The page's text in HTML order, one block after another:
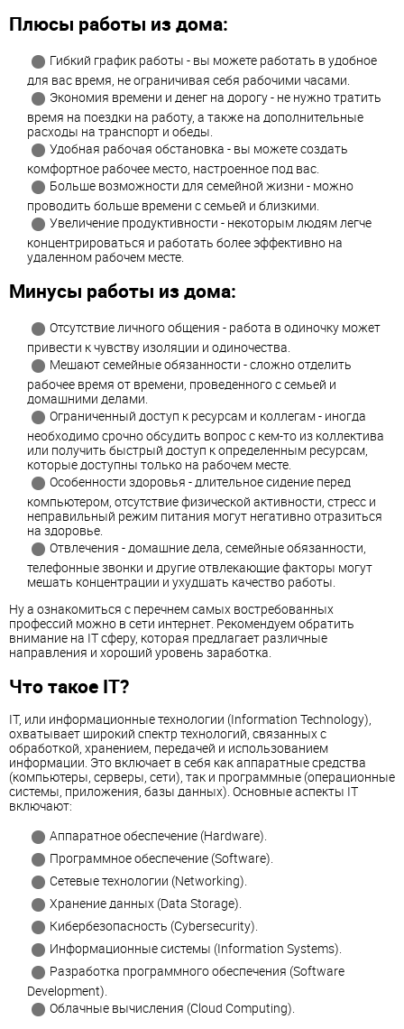
Плюсы работы из дома:
Гибкий график работы - вы можете работать в удобное
для вас время, не ограничивая себя рабочими часами.
Экономия времени и денег на дорогу - не нужно тратить
время на поездки на работу, а также на дополнительные
расходы на транспорт и обеды.
Удобная рабочая обстановка - вы можете создать
комфортное рабочее место, настроенное под вас.
Больше возможности для семейной жизни - можно
проводить больше времени с семьей и близкими.
Увеличение продуктивности - некоторым людям легче
концентрироваться и работать более эффективно на
удаленном рабочем месте.
Минусы работы из дома:
Отсутствие личного общения - работа в одиночку может
привести к чувству изоляции и одиночества.
Мешают семейные обязанности - сложно отделить
рабочее время от времени, проведенного с семьей и
домашними делами.
Ограниченный доступ к ресурсам и коллегам - иногда
необходимо срочно обсудить вопрос с кем-то из коллектива
или получить быстрый доступ к определенным ресурсам,
которые доступны только на рабочем месте.
Особенности здоровья - длительное сидение перед
компьютером, отсутствие физической активности, стресс и
неправильный режим питания могут негативно отразиться
на здоровье.
Отвлечения - домашние дела, семейные обязанности,
телефонные звонки и другие отвлекающие факторы могут
мешать концентрации и ухудшать качество работы.
Ну а ознакомиться с перечнем самых востребованных
профессий можно в сети интернет. Рекомендуем обратить
внимание на IT сферу, которая предлагает различные
направления и хороший уровень заработка.
Что такое IT?
IT, или информационные технологии (Information Technology),
охватывает широкий спектр технологий, связанных с
обработкой, хранением, передачей и использованием
информации. Это включает в себя как аппаратные средства
(компьютеры, серверы, сети), так и программные (операционные
системы, приложения, базы данных). Основные аспекты IT
включают:
Аппаратное обеспечение (Hardware).
Программное обеспечение (Software).
Сетевые технологии (Networking).
Хранение данных (Data Storage).
Кибербезопасность (Cybersecurity).
Информационные системы (Information Systems).
Разработка программного обеспечения (Software
Development).
Облачные вычисления (Cloud Computing).